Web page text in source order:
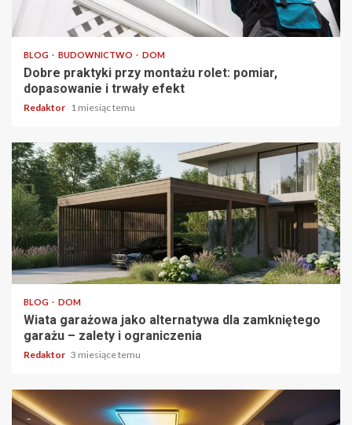
4 min odczytu
BLOG BUDOWNICTWO DOM
Dobre praktyki przy montażu rolet: pomiar,
dopasowanie i trwały efekt
Redaktor 1 miesiąc temu
3 min odczytu
BLOG DOM
Wiata garażowa jako alternatywa dla zamkniętego
garażu – zalety i ograniczenia
Redaktor 3 miesiące temu